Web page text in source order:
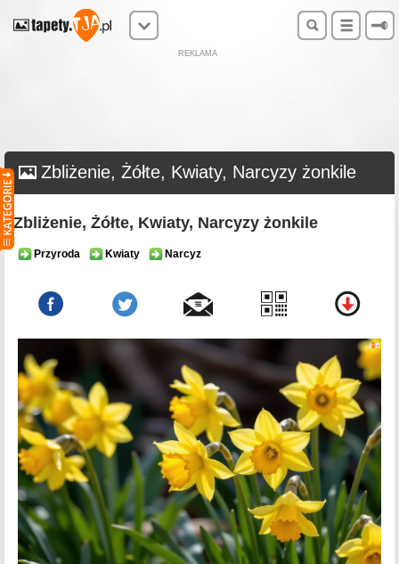
REKLAMA
Zbliżenie, Żółte, Kwiaty, Narcyzy żonkile
Zbliżenie, Żółte, Kwiaty, Narcyzy żonkile
Przyroda Kwiaty Narcyz